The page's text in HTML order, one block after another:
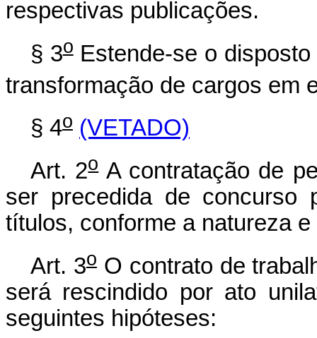
respectivas publicações.
§ 3oEstende-se o disposto
transformação de cargos em
§ 4o (VETADO)
Art. 2oA contratação de
ser precedida de
títulos, conforme a natureza
Art. 3oO contrato de
será rescindido por ato
seguintes hipóteses: